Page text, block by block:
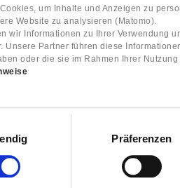
um Inhalte und Anzeigen zu
Website zu analysieren (Matomo).
wir Informationen zu Ihrer Verwendung
Unsere Partner führen diese
oder die sie im Rahmen Ihrer
Präferenzen